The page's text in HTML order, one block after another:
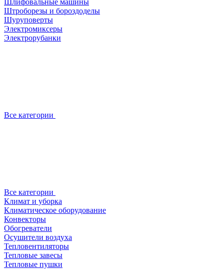
Шлифовальные машины
Штроборезы и бороздоделы
Шуруповерты
Электромиксеры
Электрорубанки
Все категории
Все категории
Климат и уборка
Климатическое оборудование
Конвекторы
Обогреватели
Осушители воздуха
Тепловентиляторы
Тепловые завесы
Тепловые пушки